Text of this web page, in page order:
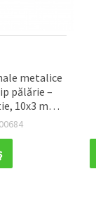
metalice
pălărie –
10x3 mm,
set de 50
finisaje în
bijuteriilor